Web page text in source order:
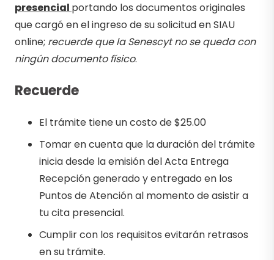
presencial portando los documentos originales
que cargó en el ingreso de su solicitud en SIAU
online; recuerde que la Senescyt no se queda con
ningún documento físico.
Recuerde
El trámite tiene un costo de $25.00
Tomar en cuenta que la duración del trámite
inicia desde la emisión del Acta Entrega
Recepción generado y entregado en los
Puntos de Atención al momento de asistir a
tu cita presencial.
Cumplir con los requisitos evitarán retrasos
en su trámite.